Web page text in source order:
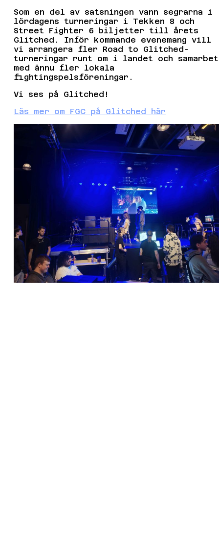
Som en del av satsningen vann segrarna i
lördagens turneringar i Tekken 8 och
Street Fighter 6 biljetter till årets
Glitched. Inför kommande evenemang vill
vi arrangera fler Road to Glitched-
turneringar runt om i landet och
med ännu fler lokala
fightingspelsföreningar.
Vi ses på Glitched!
Läs mer om FGC på Glitched här